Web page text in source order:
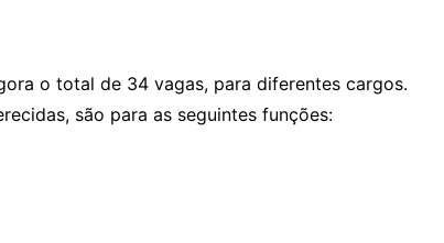
o total de 34 vagas, para diferentes cargos.
são para as seguintes funções: